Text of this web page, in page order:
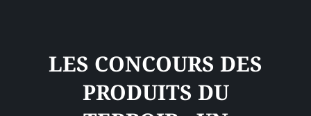
LES CONCOURS DES
PRODUITS DU